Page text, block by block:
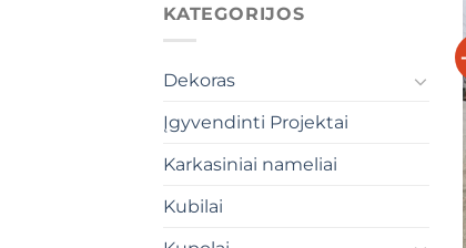
KATEGORIJOS
Dekoras
Įgyvendinti Projektai
Karkasiniai nameliai
Kubilai